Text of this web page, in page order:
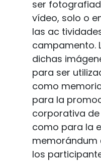
ser
vídeo, solo o
las ac
campamento.
dichas
para ser
como
para la
corporativa
como para la
memorándum
los